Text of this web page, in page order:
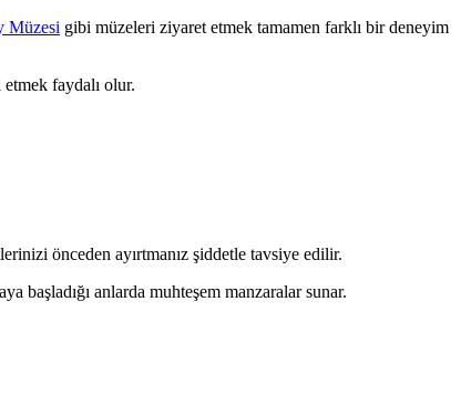
Müzesi gibi müzeleri ziyaret etmek tamamen farklı bir deneyim
faydalı olur.
önceden ayırtmanız şiddetle tavsiye edilir.
başladığı anlarda muhteşem manzaralar sunar.